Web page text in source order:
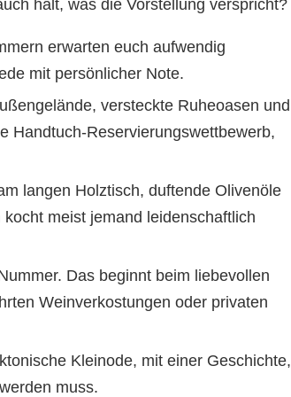
hält, was die Vorstellung verspricht?
erwarten euch aufwendig
mit persönlicher Note.
versteckte Ruheoasen und
Handtuch-Reservierungswettbewerb,
langen Holztisch, duftende Olivenöle
meist jemand leidenschaftlich
Das beginnt beim liebevollen
Weinverkostungen oder privaten
Kleinode, mit einer Geschichte,
muss.